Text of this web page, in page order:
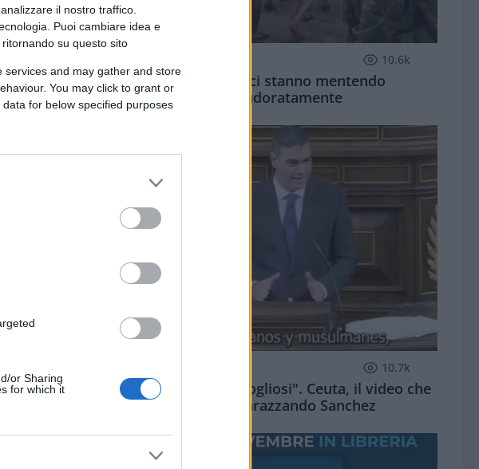
il nostro traffico.
Puoi cambiare idea e
su questo sito
services and may gather and store
You may click to grant or
for below specified purposes
or Sharing
for which it
per
infatti
10.6k
Su Ceuta ci stanno mentendo
spudoratamente
10.7k
"Ne saremo orgogliosi". Ceuta, il video che
sta imbarazzando Sanchez